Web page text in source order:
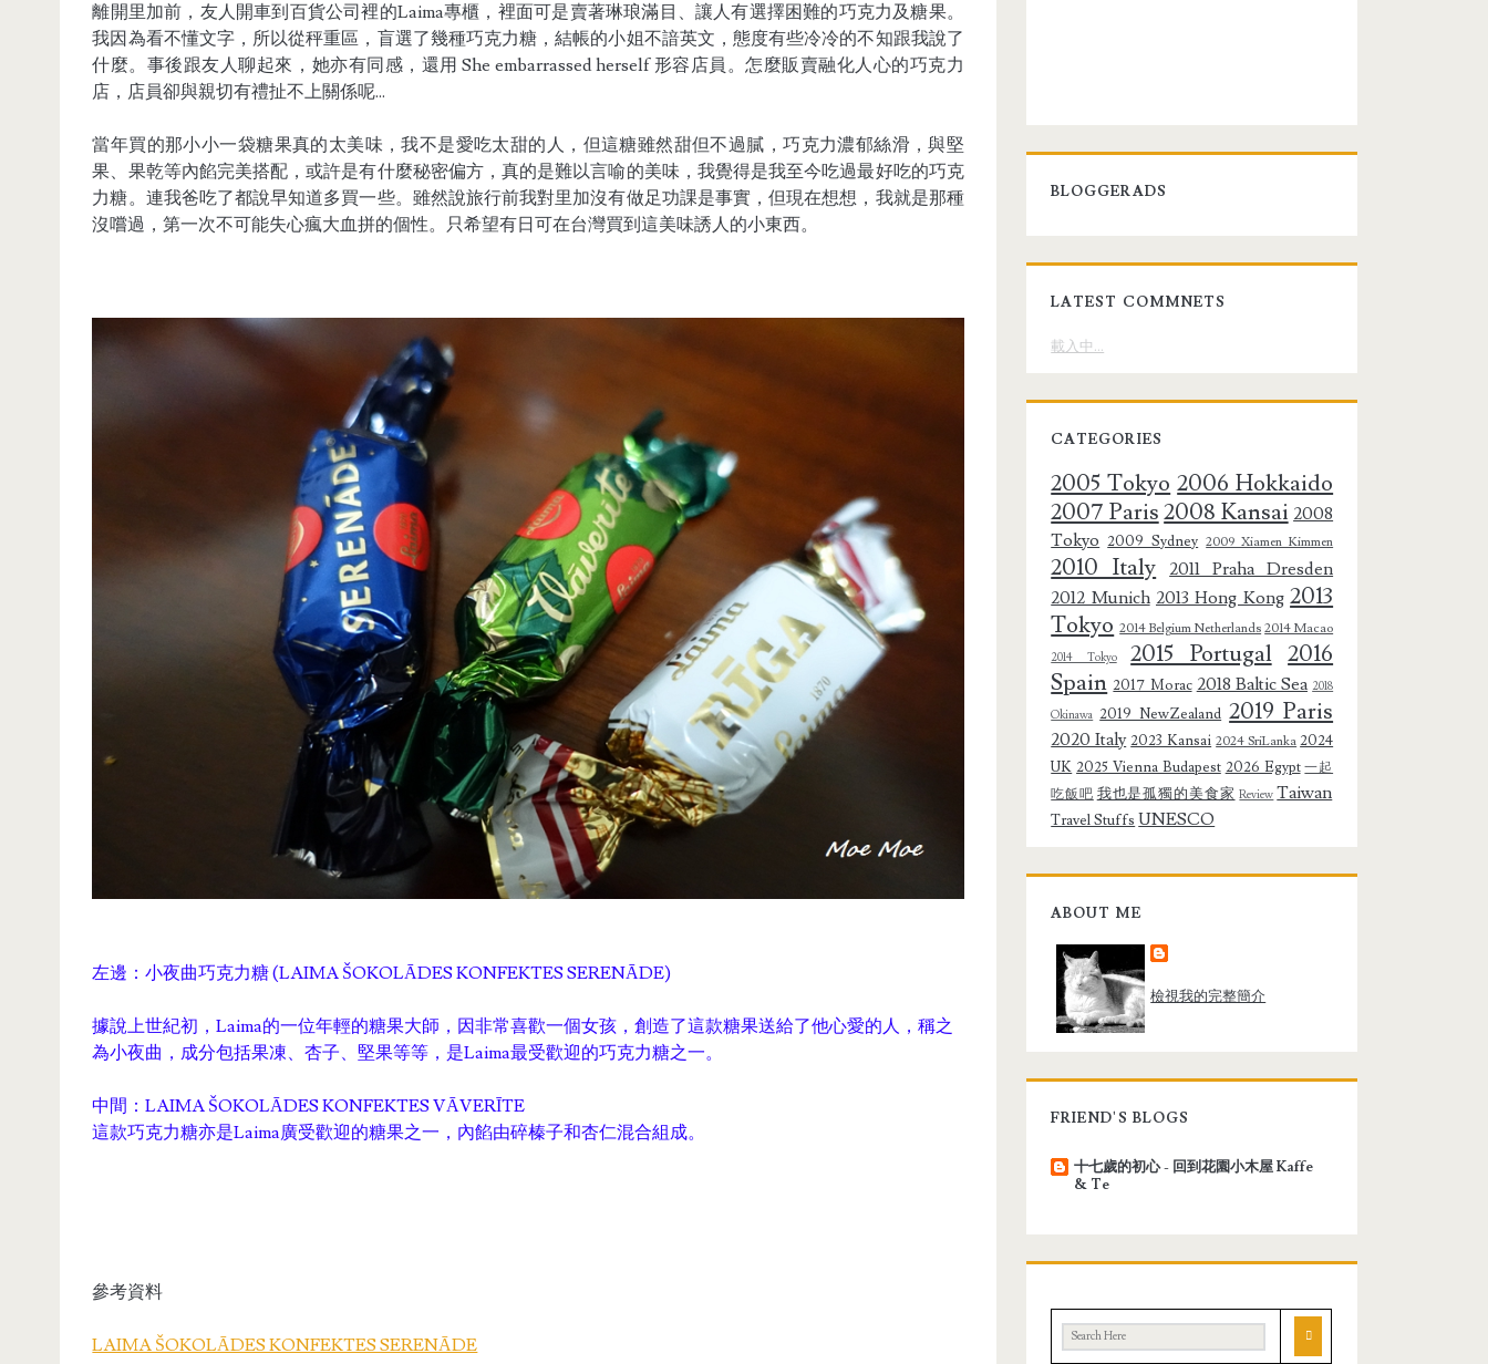
離開里加前，友人開車到百貨公司裡的Laima專櫃，裡面可是賣著琳琅滿目、讓人有選擇困難的巧克力及糖果。
我因為看不懂文字，所以從秤重區，盲選了幾種巧克力糖，結帳的小姐不諳英文，態度有些冷冷的不知跟我說了
什麼。事後跟友人聊起來，她亦有同感，還用 She embarrassed herself 形容店員。怎麼販賣融化人心的巧克力
店，店員卻與親切有禮扯不上關係呢...
當年買的那小小一袋糖果真的太美味，我不是愛吃太甜的人，但這糖雖然甜但不過膩，巧克力濃郁絲滑，與堅
果、果乾等內餡完美搭配，或許是有什麼秘密偏方，真的是難以言喻的美味，我覺得是我至今吃過最好吃的巧克
力糖。連我爸吃了都說早知道多買一些。雖然說旅行前我對里加沒有做足功課是事實，但現在想想，我就是那種
沒嚐過，第一次不可能失心瘋大血拼的個性。只希望有日可在台灣買到這美味誘人的小東西。
左邊：小夜曲巧克力糖 (LAIMA ŠOKOLĀDES KONFEKTES SERENĀDE)
據說上世紀初，Laima的一位年輕的糖果大師，因非常喜歡一個女孩，創造了這款糖果送給了他心愛的人，稱之
為小夜曲，成分包括果凍、杏子、堅果等等，是Laima最受歡迎的巧克力糖之一。
中間：LAIMA ŠOKOLĀDES KONFEKTES VĀVERĪTE
這款巧克力糖亦是Laima廣受歡迎的糖果之一，內餡由碎榛子和杏仁混合組成。
參考資料
LAIMA ŠOKOLĀDES KONFEKTES SERENĀDE
BLOGGERADS
LATEST COMMNETS
載入中…
CATEGORIES
2005 Tokyo 2006 Hokkaido
2007 Paris2008 Kansai 2008
Tokyo 2009 Sydney 2009 Xiamen Kimmen
2010 Italy
2011 Praha Dresden
2012 Munich 2013 Hong Kong 2013
Tokyo 2014 Belgium Netherlands 2014 Macao
2014 Tokyo 2015 Portugal 2016
Spain 2017 Morac 2018 Baltic Sea 2018
Okinawa 2019 NewZealand 2019 Paris
2020 Italy 2023 Kansai 2024 SriLanka 2024
UK 2025 Vienna Budapest 2026 Egypt 一起
吃飯吧 我也是孤獨的美食家 Review Taiwan
Travel Stuffs UNESCO
ABOUT ME
檢視我的完整簡介
FRIEND'S BLOGS
十七歲的初心 - 回到花園小木屋 Kaffe
& Te